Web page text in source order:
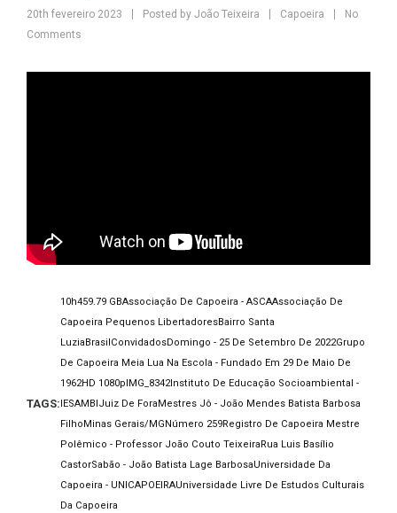
20th fevereiro 2023 Posted by João Teixeira Capoeira
No
Comments
TAGS:
10h459.79 GBAssociação De Capoeira - ASCAAssociação De
Capoeira Pequenos LibertadoresBairro Santa
Luzia Brasil ConvidadosDomingo - 25 De Setembro De 2022Grupo
De Capoeira Meia Lua Na Escola - Fundado Em 29 De Maio De
1962HD 1080p IMG_8342Instituto De Educação Socioambiental -
IESAMBI Juiz De Fora Mestres Jô - João Mendes Batista Barbosa
Filho Minas Gerais/MG Número 259Registro De Capoeira Mestre
Polêmico - Professor João Couto Teixeira Rua Luis Basílio
CastorSabão - João Batista Lage BarbosaUniversidade Da
Capoeira - UNICAPOEIRAUniversidade Livre De Estudos Culturais
Da Capoeira